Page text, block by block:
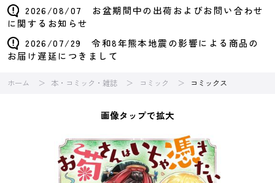
2026/08/07 お盆期間中の出荷およびお問い合わせ
に関するお知らせ
2026/07/29 令和8年熊本地震の影響による商品の
お届け遅延につきまして
ホーム 本・コミック・雑誌 コミック コミックス
画像タップで拡大